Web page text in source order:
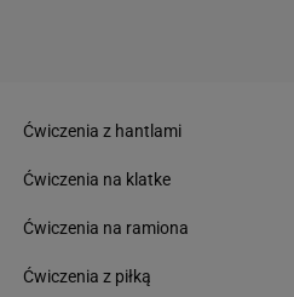
Ćwiczenia z hantlami
Ćwiczenia na klatke
Ćwiczenia na ramiona
Ćwiczenia z piłką